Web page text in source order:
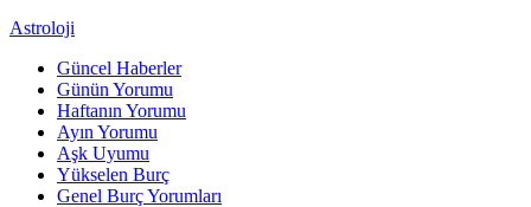
Astroloji
Güncel Haberler
Günün Yorumu
Haftanın Yorumu
Ayın Yorumu
Aşk Uyumu
Yükselen Burç
Genel Burç Yorumları